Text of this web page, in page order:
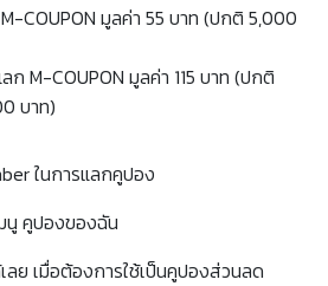
COUPON มูลค่า 55 บาท (ปกติ 5,000
ก M-COUPON มูลค่า 115 บาท (ปกติ
บาท)
ในการแลกคูปอง
นู คูปองของฉัน
ลย เมื่อต้องการใช้เป็นคูปองส่วนลด